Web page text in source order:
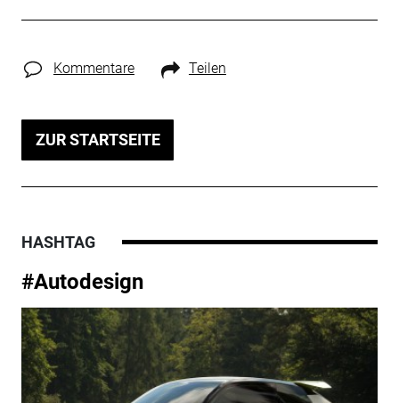
Kommentare Teilen
ZUR STARTSEITE
HASHTAG
#Autodesign